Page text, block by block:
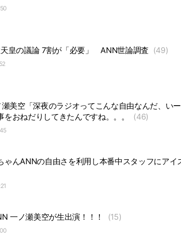
皇の議論 7割が「必要」 ANN世論調査 (49)
瀬美空「深夜のラジオってこんな自由なんだ、い
をおねだりしてきたんですね。。。
(46)
ゃんANNの自由さを利用し本番中スタッフにアイ
一ノ瀬美空が生出演！！！ (15)